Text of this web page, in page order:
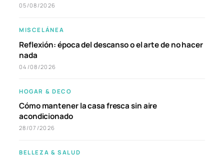
05/08/2026
MISCELÁNEA
Reflexión: época del descanso o el arte de no hacer
nada
04/08/2026
HOGAR & DECO
Cómo mantener la casa fresca sin aire
acondicionado
28/07/2026
BELLEZA & SALUD